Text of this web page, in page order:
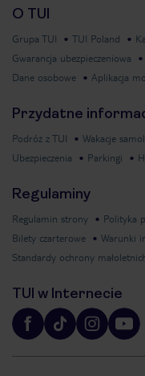
O TUI
Grupa TUI TUI Poland
Gwarancja ubezpieczeniowa
Dane osobowe
Aplikacja
Przydatne
Podróż z TUI Wakacje
Ubezpieczenia
Parkingi
Regulaminy
Regulamin strony Polityka
Bilety czarterowe
Warunki
Standardy ochrony
TUI w Internecie